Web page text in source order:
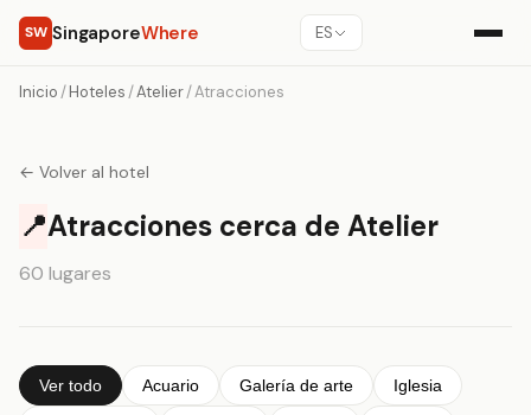
SW SingaporeWhere ES
Inicio /Hoteles /Atelier/Atracciones
← Volver al hotel
📍Atracciones cerca de Atelier
60 lugares
Ver todo Acuario Galería de arte Iglesia